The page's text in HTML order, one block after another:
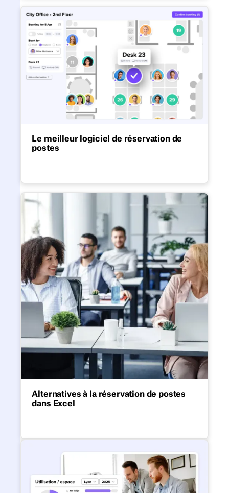
Le meilleur logiciel de
Le meilleur logiciel de réservation de
postes
essentielles à l'adoption.
Alternatives à la réservation
Alternatives à la réservation de postes
dans Excel